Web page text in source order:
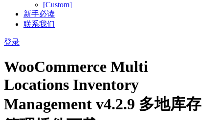
[Custom]
新手必读
联系我们
登录
WooCommerce Multi
Locations Inventory
Management v4.2.9 多地库存